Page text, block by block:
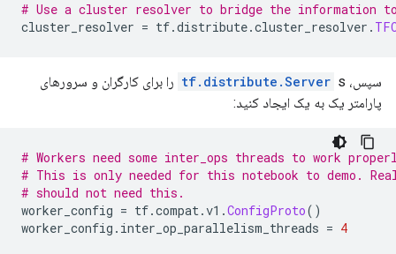
# Use a cluster resolver to bridge the information
cluster_resolver = tf.distribute.cluster_resolver .
سپس، tf.distribute.Server s را برای کارگران و سرورهای
پارامتر یک به یک ایجاد کنید:
# Workers need some inter_ops threads to work
# This is only needed for this notebook to demo.
# should not need this.
worker_config = tf.compat.v1 .ConfigProto()
worker_config . inter_op_parallelism_threads = 4